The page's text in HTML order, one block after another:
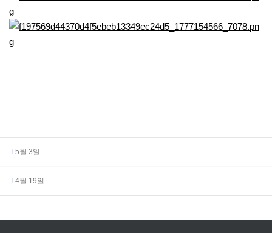
5월 3일
4월 19일